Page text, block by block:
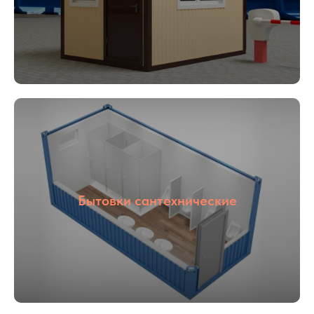
Бытовки сантехнические
16 лет производство
С НДС и без
04
Прямые
поставщики